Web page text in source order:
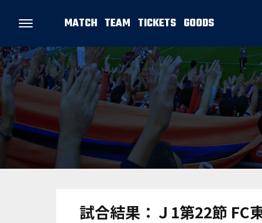
MATCH TEAM TICKETS GOODS
試合結果：Ｊ1第22節 FC